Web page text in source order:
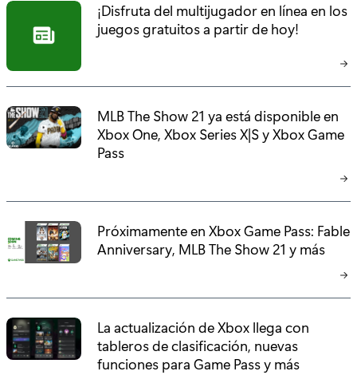
¡Disfruta del multijugador en línea en los
juegos gratuitos a partir de hoy!
MLB The Show 21 ya está disponible en
Xbox One, Xbox Series X|S y Xbox Game
Pass
Próximamente en Xbox Game Pass: Fable
Anniversary, MLB The Show 21 y más
La actualización de Xbox llega con
tableros de clasificación, nuevas
funciones para Game Pass y más